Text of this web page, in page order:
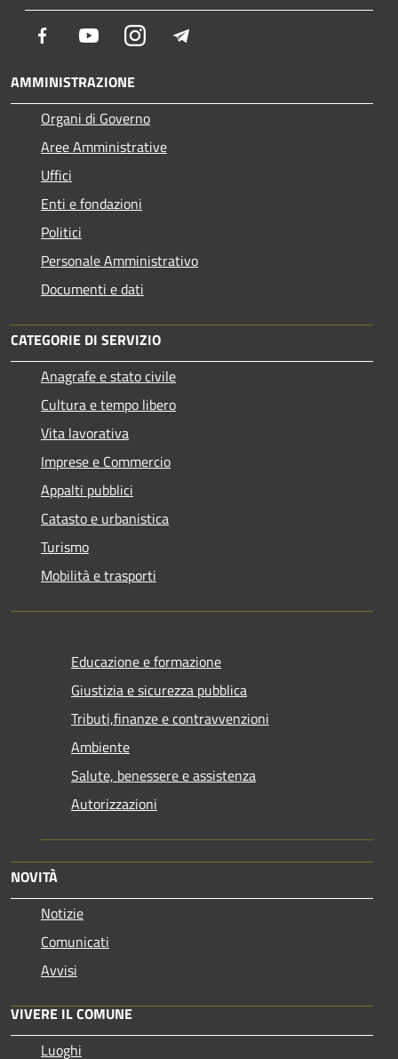
Facebook YoutubeInstagram
AMMINISTRAZIONE
Organi di Governo
Aree Amministrative
Uffici
Enti e fondazioni
Politici
Personale Amministrativo
Documenti e dati
CATEGORIE DI SERVIZIO
Anagrafe e stato civile
Cultura e tempo libero
Vita lavorativa
Imprese e Commercio
Appalti pubblici
Catasto e urbanistica
Turismo
Mobilità e trasporti
Educazione e formazione
Giustizia e sicurezza pubblica
Tributi,finanze e contravvenzioni
Ambiente
Salute, benessere e assistenza
Autorizzazioni
NOVITÀ
Notizie
Comunicati
Avvisi
VIVERE IL COMUNE
Luoghi